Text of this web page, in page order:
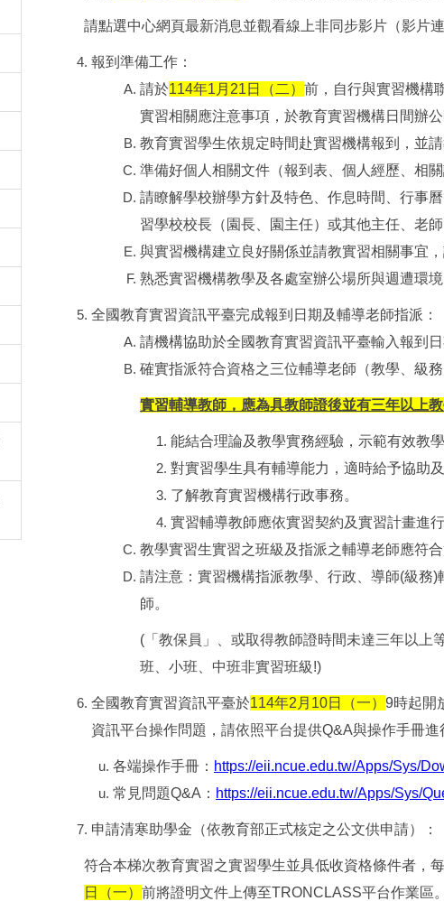
請點選中心網頁最新消息並觀看線上非同步影片（影片連
報到準備工作：
請於114年1月21日（二） 前，自行與實習機構
實習相關應注意事項，於教育實習機構日間辦
教育實習學生依規定時間赴實習機構報到，並
準備好個人相關文件（報到表、個人經歷、相
請瞭解學校辦學方針及特色、作息時間、行事
習學校校長（園長、園主任）或其他主任、老
與實習機構建立良好關係並請教實習相關事宜
熟悉實習機構教學及各處室辦公場所與週遭環境
全國教育實習資訊平臺完成報到日期及輔導老師指派：
請機構協助於全國教育實習資訊平臺輸入報到日
確實指派符合資格之三位輔導老師（教學、級務
實習輔導教師，應為具教師證後並有三年以上
能結合理論及教學實務經驗，示範有效教學
對實習學生具有輔導能力，適時給予協助及
了解教育實習機構行政事務。
實習輔導教師應依實習契約及實習計畫進行
教學實習生實習之班級及指派之輔導老師應符合
請注意：實習機構指派教學、行政、導師(級務
師。
( 「教保員」、或取得教師證時間未達三年以
班、小班、中班非實習班級!)
全國教育實習資訊平臺於114年2月10日（一） 9時起開
資訊平台操作問題，請依照平台提供Q&A與操作手冊進
各端操作手冊： https://eii.ncue.edu.tw/Apps/Sys/
常見問題Q&A： https://eii.ncue.edu.tw/Apps/Sys/
申請清寒助學金（依教育部正式核定之公文供申請）：
符合本梯次教育實習之實習學生並具低收資格條件者，
日（一） 前將證明文件上傳至TRONCLASS平台作業區。